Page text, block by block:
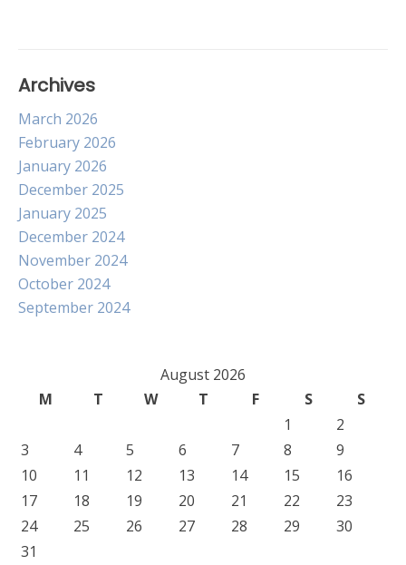
Archives
March 2026
February 2026
January 2026
December 2025
January 2025
December 2024
November 2024
October 2024
September 2024
August 2026
M
T W T F S
S
1
2
3
4 5 6 7 8
9
10
11 12 13 14 15
16
17
18 19 20 21 22
23
24
25 26 27 28 29
30
31